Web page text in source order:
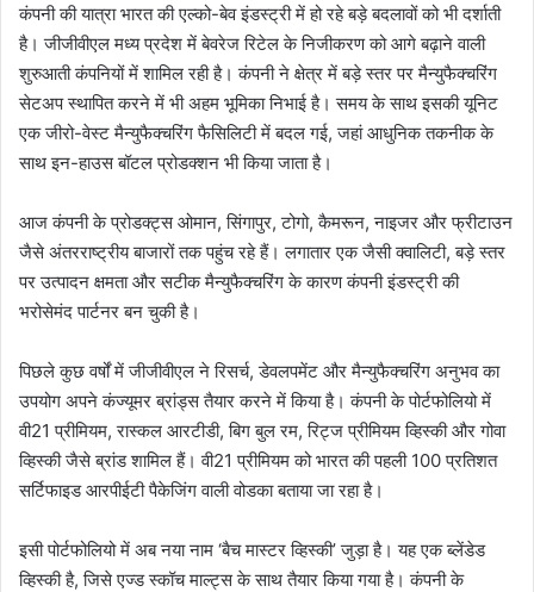
कंपनी की यात्रा भारत की एल्को-बेव इंडस्ट्री में हो रहे बड़े बदलावों को भी दर्शाती
है। जीजीवीएल मध्य प्रदेश में बेवरेज रिटेल के निजीकरण को आगे बढ़ाने वाली
शुरुआती कंपनियों में शामिल रही है। कंपनी ने क्षेत्र में बड़े स्तर पर मैन्युफैक्चरिंग
सेटअप स्थापित करने में भी अहम भूमिका निभाई है। समय के साथ इसकी यूनिट
एक जीरो-वेस्ट मैन्युफैक्चरिंग फैसिलिटी में बदल गई, जहां आधुनिक तकनीक के
साथ इन-हाउस बॉटल प्रोडक्शन भी किया जाता है।
आज कंपनी के प्रोडक्ट्स ओमान, सिंगापुर, टोगो, कैमरून, नाइजर और फ्रीटाउन
जैसे अंतरराष्ट्रीय बाजारों तक पहुंच रहे हैं। लगातार एक जैसी क्वालिटी, बड़े स्तर
पर उत्पादन क्षमता और सटीक मैन्युफैक्चरिंग के कारण कंपनी इंडस्ट्री की
भरोसेमंद पार्टनर बन चुकी है।
पिछले कुछ वर्षों में जीजीवीएल ने रिसर्च, डेवलपमेंट और मैन्युफैक्चरिंग अनुभव का
उपयोग अपने कंज्यूमर ब्रांड्स तैयार करने में किया है। कंपनी के पोर्टफोलियो में
वी21 प्रीमियम, रास्कल आरटीडी, बिग बुल रम, रिट्ज प्रीमियम व्हिस्की और गोवा
व्हिस्की जैसे ब्रांड शामिल हैं। वी21 प्रीमियम को भारत की पहली 100 प्रतिशत
सर्टिफाइड आरपीईटी पैकेजिंग वाली वोडका बताया जा रहा है।
इसी पोर्टफोलियो में अब नया नाम ‘बैच मास्टर व्हिस्की’ जुड़ा है। यह एक ब्लेंडेड
व्हिस्की है, जिसे एज्ड स्कॉच माल्ट्स के साथ तैयार किया गया है। कंपनी के